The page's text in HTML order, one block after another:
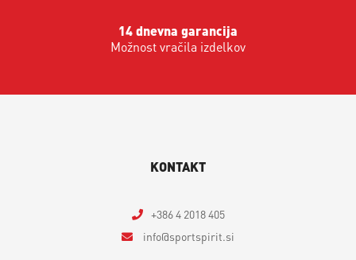
14 dnevna garancija
Možnost vračila izdelkov
KONTAKT
+386 4 2018 405
info
sportspirit.si